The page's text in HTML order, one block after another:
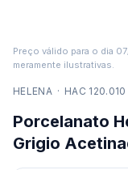
Preço válido para o dia
meramente ilustrativas.
HELENA · HAC 120.010
Porcelanato
Grigio